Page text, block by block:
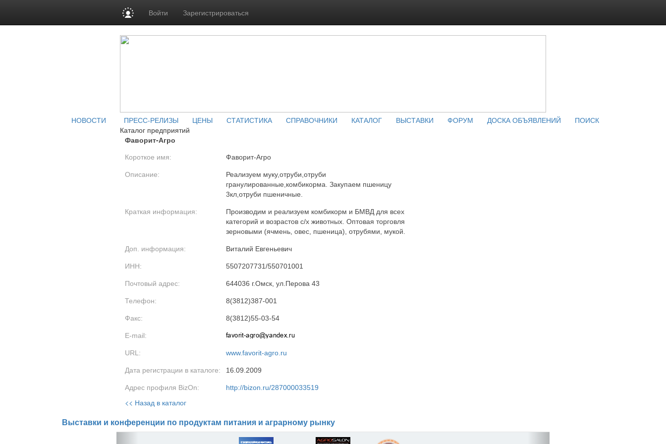
Войти Зарегистрироваться
НОВОСТИ ПРЕСС-РЕЛИЗЫ ЦЕНЫ СТАТИСТИКА СПРАВОЧНИКИ КАТАЛОГ ВЫСТАВКИ ФОРУМ ДОСКА ОБЪЯВЛЕНИЙ
ПОИСК
Каталог предприятий
Фаворит-Агро
Короткое имя: Фаворит-Агро
Описание:
Реализуем муку,отруби,отруби
гранулированные,комбикорма. Закупаем пшеницу
3кл,отруби пшеничные.
Краткая информация:
Производим и реализуем комбикорм и БМВД для всех
категорий и возрастов с/х животных. Оптовая торговля
зерновыми (ячмень, овес, пшеница), отрубями, мукой.
Доп. информация: Виталий Евгеньевич
ИНН: 5507207731/550701001
Почтовый адрес: 644036 г.Омск, ул.Перова 43
Телефон: 8(3812)387-001
Факс: 8(3812)55-03-54
E-mail:
URL: www.favorit-agro.ru
Дата регистрации в каталоге: 16.09.2009
Адрес профиля BizOn: http://bizon.ru/287000033519
<< Назад в каталог
Выставки и конференции по продуктам питания и аграрному рынку